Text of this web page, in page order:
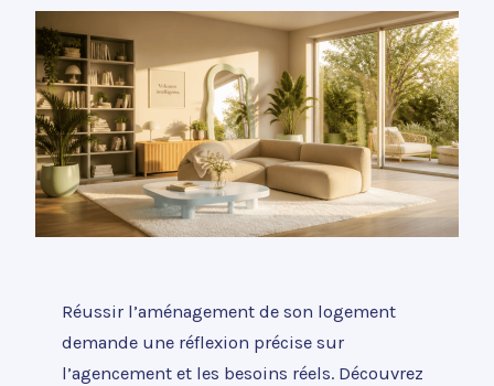
Réussir l’aménagement de son logement
demande une réflexion précise sur
l’agencement et les besoins réels. Découvrez